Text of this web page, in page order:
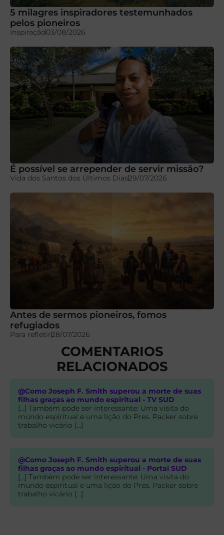
5 milagres inspiradores testemunhados
pelos pioneiros
Inspiração03/08/2026
É possível se arrepender de servir missão?
Vida dos Santos dos Últimos Dias29/07/2026
Antes de sermos pioneiros, fomos
refugiados
Para refletir28/07/2026
COMENTARIOS
RELACIONADOS
@Como Joseph F. Smith superou a morte de suas
filhas graças ao mundo espiritual - TV SUD
[…] Também pode ser interessante: Uma visita do
mundo espiritual e uma lição do Pres. Packer sobre
trabalho vicário […]
@Como Joseph F. Smith superou a morte de suas
filhas graças ao mundo espiritual - Portal SUD
[…] Também pode ser interessante: Uma visita do
mundo espiritual e uma lição do Pres. Packer sobre
trabalho vicário […]